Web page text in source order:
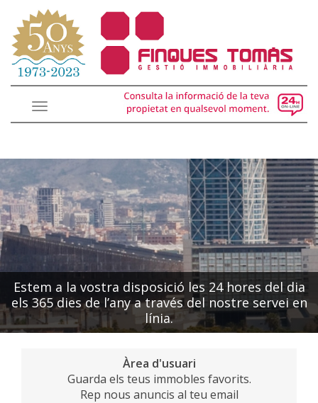
Toggle
navigation
Estem a la vostra disposició les 24 hores del dia
els 365 dies de l’any a través del nostre servei en
línia.
Àrea d'usuari
Guarda els teus immobles favorits.
Rep nous anuncis al teu email